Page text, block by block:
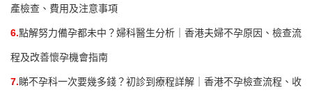
產檢查、費用及注意事項
6.點解努力備孕都未中？婦科醫生分析｜香港夫婦不孕原因、檢查流
程及改善懷孕機會指南
7.睇不孕科一次要幾多錢？初診到療程詳解｜香港不孕檢查流程、收